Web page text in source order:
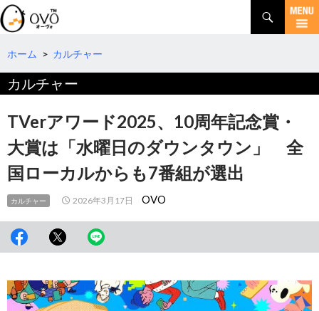
検
索
コ
テ
ツ
へ
移
ホーム > カルチャー
カルチャー
TVerアワード2025、10周年記念賞・
大賞は「水曜日のダウンタウン」 全
国ローカルからも7番組が選出
カルチャー 2026年3月17日 OVO